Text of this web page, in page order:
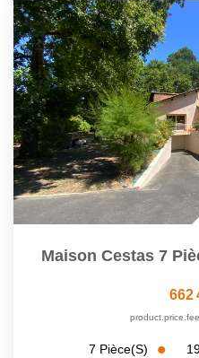
Maison Cestas 7
662
7 Pièce(s)